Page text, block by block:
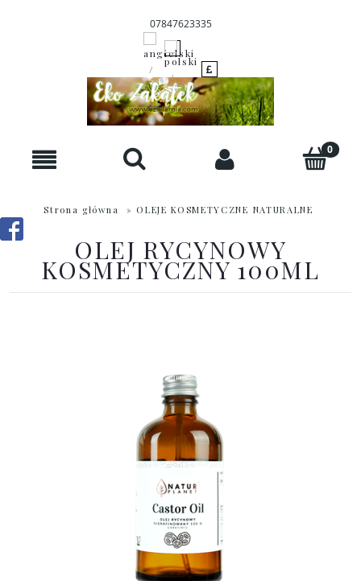
07847623335
Strona główna » OLEJE KOSMETYCZNE NATURALNE
OLEJ RYCYNOWY
KOSMETYCZNY 100ML